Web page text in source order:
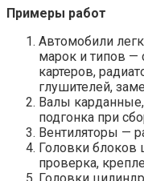
Примеры работ
Автомобили
марок и типов —
картеров,
глушителей,
Валы
подгонка при
Вентиляторы —
Головки
проверка,